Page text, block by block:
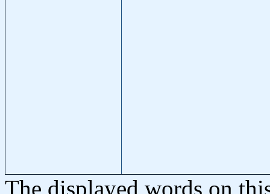
The displayed words on